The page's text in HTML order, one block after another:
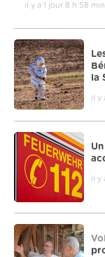
il y a 1 jour 8 h 58 min
la
il y
il y